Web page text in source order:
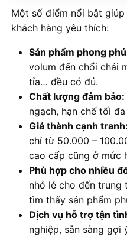
Một số điểm nổi bật giúp
khách hàng yêu thích:
Sản phẩm phong
volum đến chổi chải
tỉa… đều có đủ.
Chất lượng đảm bảo:
ngạch, hạn chế tối
Giá thành cạnh tranh:
chỉ từ 50.000 –
cao cấp cũng ở mức
Phù hợp cho nhiều
nhỏ lẻ cho đến trung
tìm thấy sản phẩm
Dịch vụ hỗ trợ tận
nghiệp, sẵn sàng gợi